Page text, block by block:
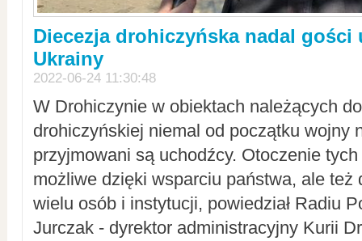
Diecezja drohiczyńska nadal gości
Ukrainy
2022-06-24 11:30:48
W Drohiczynie w obiektach należących
drohiczyńskiej niemal od początku wojny
przyjmowani są uchodźcy. Otoczenie
możliwe dzięki wsparciu państwa, ale też
wielu osób i instytucji, powiedział Radiu
Jurczak - dyrektor administracyjny Kurii